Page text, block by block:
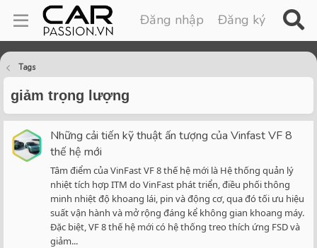
Đăng nhập Đăng ký
Tags
giảm trọng lượng
Những cải tiến kỹ thuật ấn tượng của Vinfast VF 8
thế hệ mới
Tâm điểm của VinFast VF 8 thế hệ mới là Hệ thống quản lý
nhiệt tích hợp ITM do VinFast phát triển, điều phối thông
minh nhiệt độ khoang lái, pin và động cơ, qua đó tối ưu hiệu
suất vận hành và mở rộng đáng kể không gian khoang máy.
Đặc biệt, VF 8 thế hệ mới có hệ thống treo thích ứng FSD và
giảm...